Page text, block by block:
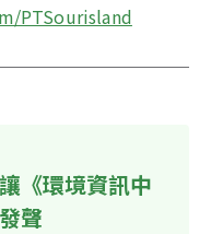
PTSourisland
《環境資訊中
聲